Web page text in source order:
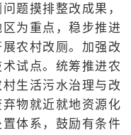
题摸排整改成果，
为重点，稳步推进
农村改厕。加强改
试点。统筹推进农
生活污水治理与改
物就近就地资源化
体系，鼓励有条件